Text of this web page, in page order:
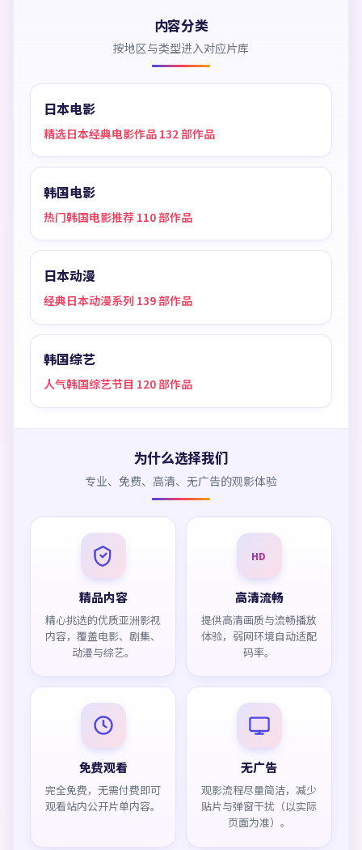
内容分类
按地区与类型进入对应片库
日本电影
精选日本经典电影作品 132 部作品
韩国电影
热门韩国电影推荐 110 部作品
日本动漫
经典日本动漫系列 139 部作品
韩国综艺
人气韩国综艺节目 120 部作品
为什么选择我们
专业、免费、高清、无广告的观影体验
精品内容
精心挑选的优质亚洲影视
内容，覆盖电影、剧集、
动漫与综艺。
HD
高清流畅
提供高清画质与流畅播放
体验，弱网环境自动适配
码率。
免费观看
完全免费，无需付费即可
观看站内公开片单内容。
无广告
观影流程尽量简洁，减少
贴片与弹窗干扰（以实际
页面为准）。